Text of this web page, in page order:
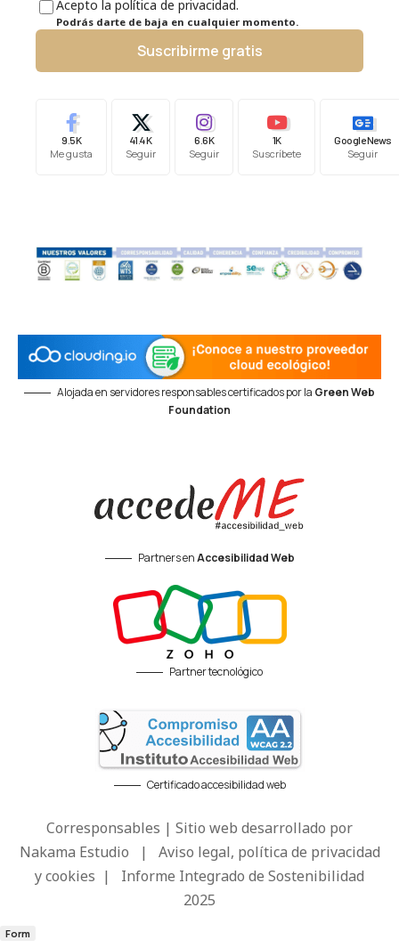
Acepto la política de privacidad.
Podrás darte de baja en cualquier momento.
Suscribirme gratis
9.5K
Me gusta
41.4K
Seguir
6.6K
Seguir
1K
Suscríbete
Google News
Seguir
Alojada en servidores responsables certificados por la Green Web
Foundation
Partners enAccesibilidad Web
Partner tecnológico
Certificado accesibilidad web
Corresponsables | Sitio web desarrollado por
Nakama Estudio | Aviso legal, política de privacidad
y cookies | Informe Integrado de Sostenibilidad
2025
Form